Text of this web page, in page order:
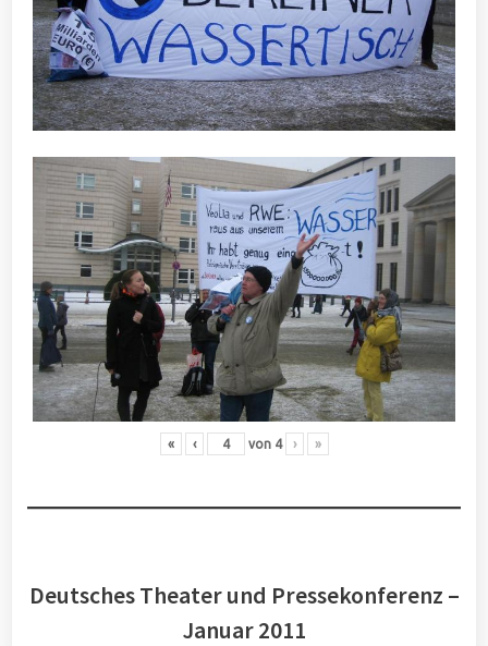
« ‹ von 4 › »
Deutsches Theater und Pressekonferenz –
Januar 2011